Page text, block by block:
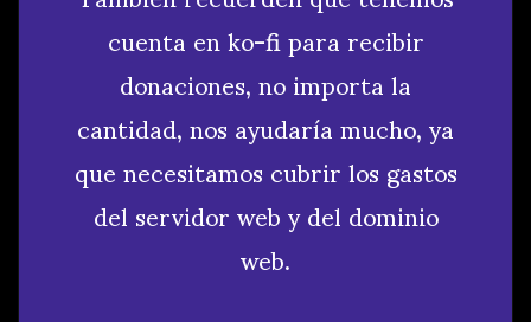
cuenta en ko-fi para recibir
donaciones, no importa la
cantidad, nos ayudaría mucho, ya
que necesitamos cubrir los gastos
del servidor web y del dominio
web.